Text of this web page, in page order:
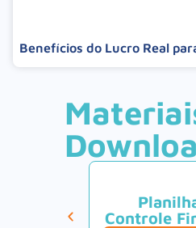
Benefícios do Lucro Real
Controle